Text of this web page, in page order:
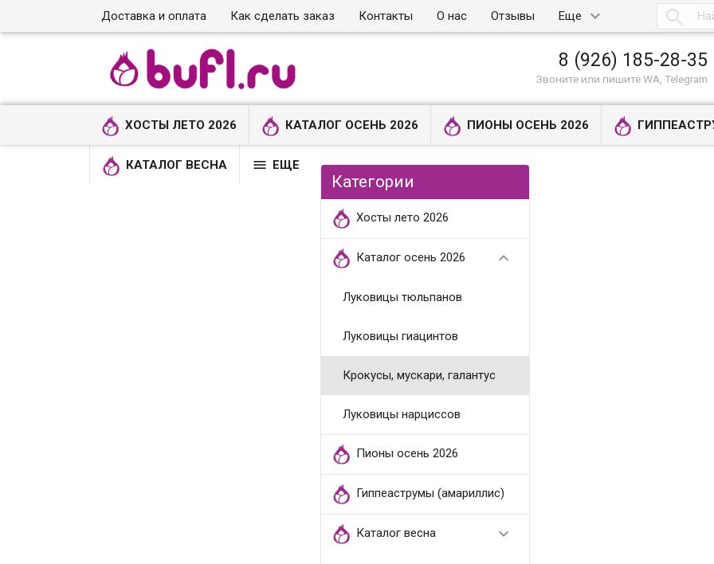
Доставка и оплата Как сделать заказ Контакты О нас Отзывы Еще 
8 (926) 185-28-35
Звоните или пишите WA, Telegram
ХОСТЫ ЛЕТО 2026 КАТАЛОГ ОСЕНЬ 2026 ПИОНЫ ОСЕНЬ 2026
КАТАЛОГ ВЕСНА  ЕЩЕ
Категории
Хосты лето 2026
Каталог осень 2026 
Луковицы тюльпанов
Луковицы гиацинтов
Крокусы, мускари, галантус
Луковицы нарциссов
Пионы осень 2026
Гиппеаструмы (амариллис)
Каталог весна 